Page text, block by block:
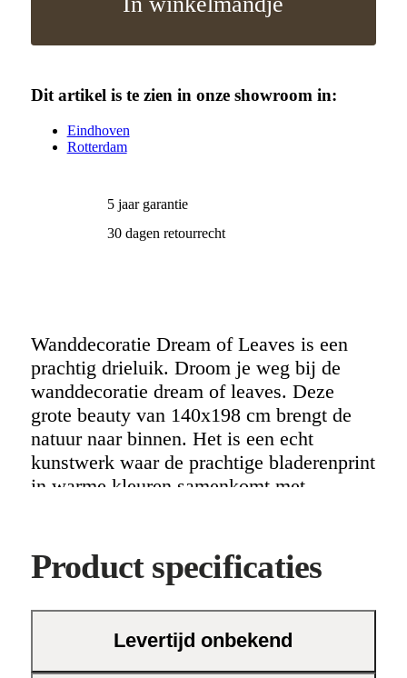
Dit artikel is te zien in onze showroom in:
Eindhoven
Rotterdam
5 jaar garantie
30 dagen retourrecht
Wanddecoratie Dream of Leaves is een
prachtig drieluik. Droom je weg bij de
wanddecoratie dream of leaves. Deze
grote beauty van 140x198 cm brengt de
natuur naar binnen. Het is een echt
kunstwerk waar de prachtige bladerenprint
in warme kleuren samenkomt met
huis.
Product specificaties
Levertijd onbekend